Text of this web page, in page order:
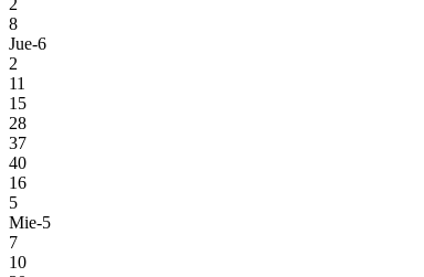
8
Jue-6
2
11
15
28
37
40
16
5
Mie-5
7
10